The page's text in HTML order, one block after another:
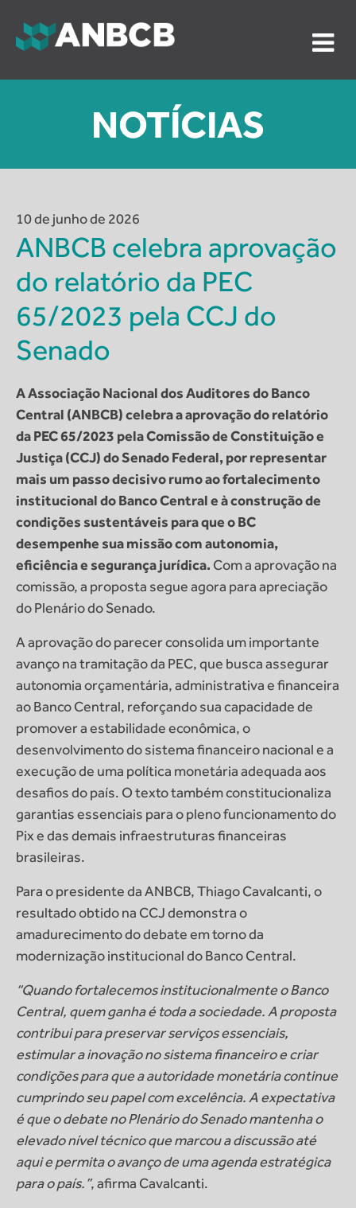
content
NOTÍCIAS
10 de junho de 2026
ANBCB celebra aprovação
do relatório da PEC
65/2023 pela CCJ do
Senado
A Associação Nacional dos Auditores do Banco
Central (ANBCB) celebra a aprovação do relatório
da PEC 65/2023 pela Comissão de Constituição e
Justiça (CCJ) do Senado Federal, por representar
mais um passo decisivo rumo ao fortalecimento
institucional do Banco Central e à construção de
condições sustentáveis para que o BC
desempenhe sua missão com autonomia,
eficiência e segurança jurídica. Com a aprovação na
comissão, a proposta segue agora para apreciação
do Plenário do Senado.
A aprovação do parecer consolida um importante
avanço na tramitação da PEC, que busca assegurar
autonomia orçamentária, administrativa e financeira
ao Banco Central, reforçando sua capacidade de
promover a estabilidade econômica, o
desenvolvimento do sistema financeiro nacional e a
execução de uma política monetária adequada aos
desafios do país. O texto também constitucionaliza
garantias essenciais para o pleno funcionamento do
Pix e das demais infraestruturas financeiras
brasileiras.
Para o presidente da ANBCB, Thiago Cavalcanti, o
resultado obtido na CCJ demonstra o
amadurecimento do debate em torno da
modernização institucional do Banco Central.
“Quando fortalecemos institucionalmente o Banco
Central, quem ganha é toda a sociedade. A proposta
contribui para preservar serviços essenciais,
estimular a inovação no sistema financeiro e criar
condições para que a autoridade monetária continue
cumprindo seu papel com excelência. A expectativa
é que o debate no Plenário do Senado mantenha o
elevado nível técnico que marcou a discussão até
aqui e permita o avanço de uma agenda estratégica
para o país.”, afirma Cavalcanti.